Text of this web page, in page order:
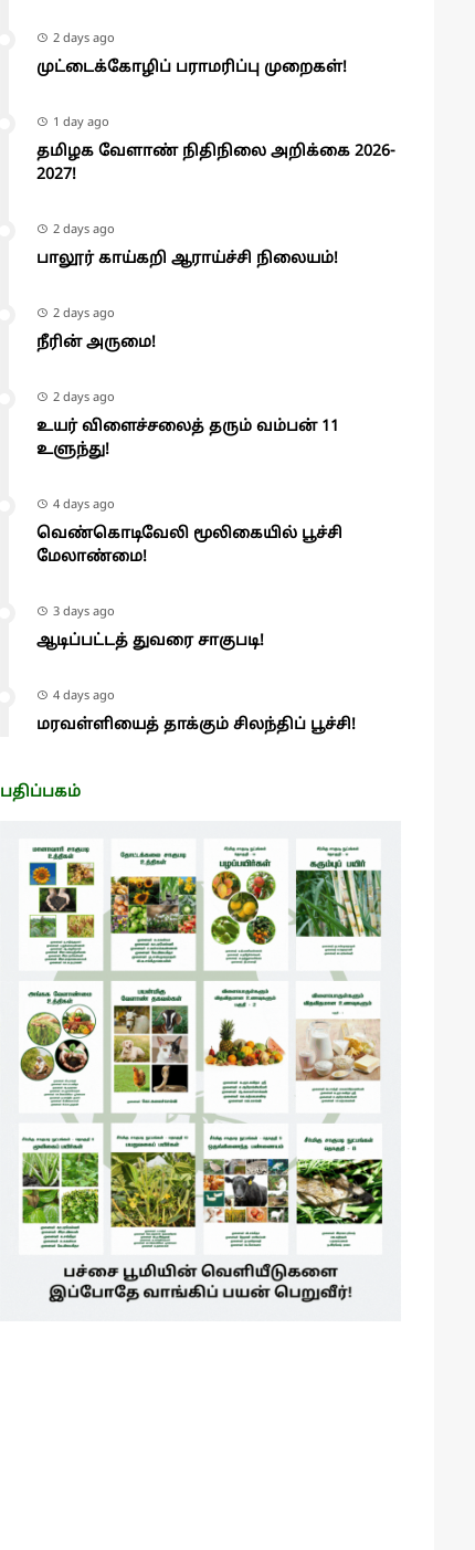
2 days ago
முட்டைக்கோழிப் பராமரிப்பு முறைகள்!
1 day ago
தமிழக வேளாண் நிதிநிலை அறிக்கை 2026-
2027!
2 days ago
பாலூர் காய்கறி ஆராய்ச்சி நிலையம்!
2 days ago
நீரின் அருமை!
2 days ago
உயர் விளைச்சலைத் தரும் வம்பன் 11
உளுந்து!
4 days ago
வெண்கொடிவேலி மூலிகையில் பூச்சி
மேலாண்மை!
3 days ago
ஆடிப்பட்டத் துவரை சாகுபடி!
4 days ago
மரவள்ளியைத் தாக்கும் சிலந்திப் பூச்சி!
பதிப்பகம்